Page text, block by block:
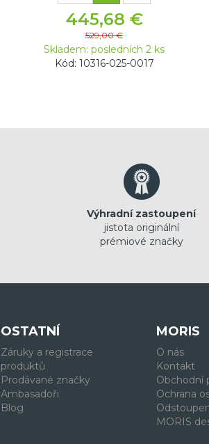
445,68 €
529,00 €
Skladem: posledních 2 ks
Kód: 10316-025-0017
Výhradní zastoupení
jistota originální
prémiové značky
OSTATNÍ
Záruky a registrace
produktů
Prodávané značky
Ambasadoři
Blog
MORIS
O nás
Kontakt
Obchodní
Ochrana
MORIS